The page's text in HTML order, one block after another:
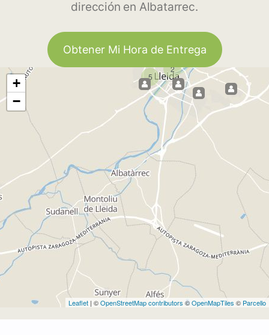
dirección en Albatarrec.
Obtener Mi Hora de Entrega
2
5
+
−
Leaflet | ©OpenStreetMap contributors ©OpenMapTiles © Parcello